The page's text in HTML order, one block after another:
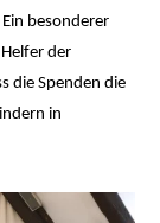
besonderer
der
die Spenden die
in